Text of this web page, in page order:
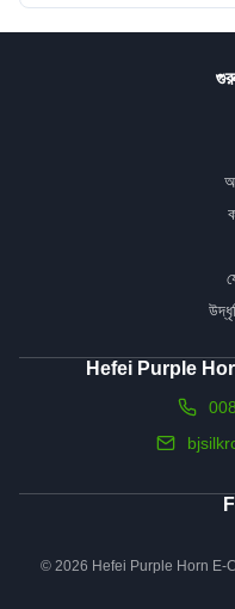
Hefei Purple
© 2026 Hefei Purple Horn E-